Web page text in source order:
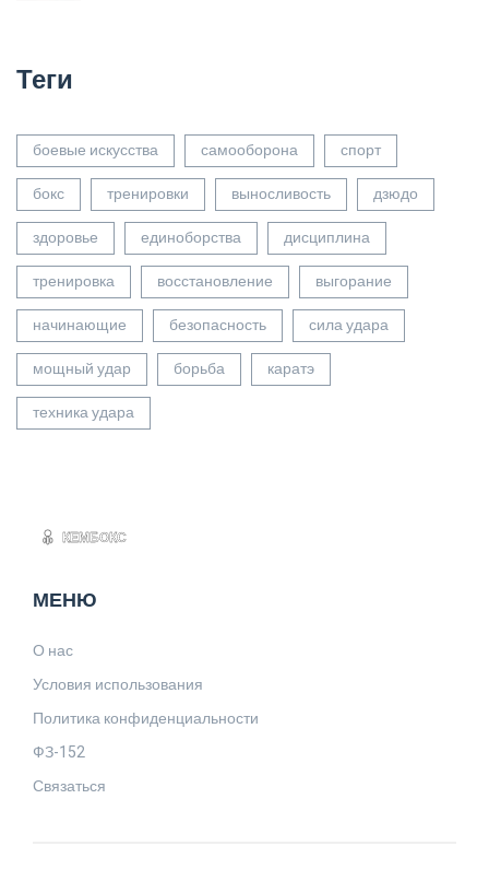
Теги
боевые искусства самооборона
спорт
бокс
тренировки выносливость
дзюдо
здоровье
единоборства
дисциплина
тренировка
восстановление
выгорание
начинающие
безопасность
сила удара
мощный удар
борьба
каратэ
техника удара
МЕНЮ
О нас
Условия использования
Политика конфиденциальности
ФЗ-152
Связаться